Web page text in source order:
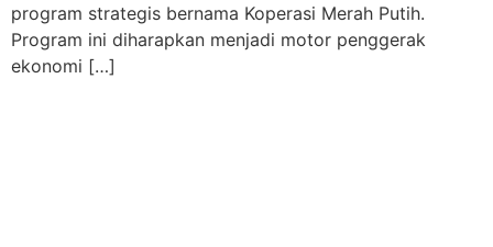
program strategis bernama Koperasi Merah Putih.
Program ini diharapkan menjadi motor penggerak
ekonomi […]